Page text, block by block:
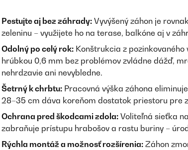
Pestujte aj bez záhrady: Vyvýšený záhon je
zeleninu – využijete ho na terase, balkóne aj v
Odolný po celý rok: Konštrukcia z pozinkovaného
hrúbkou 0,6 mm bez problémov zvládne dážď,
nehrdzavie ani nevybledne.
Šetrný k chrbtu: Pracovná výška záhona
28–35 cm dáva koreňom dostatok priestoru pre
Ochrana pred škodcami zdola: Voliteľná sieťka
zabraňuje prístupu hrabošov a rastu buriny –
Rýchla montáž a možnosť rozšírenia: Záhon